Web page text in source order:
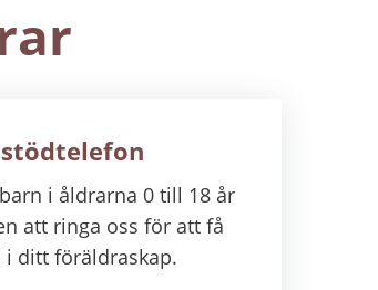
stödtelefon
i åldrarna 0 till 18 år
att ringa oss för att få
i ditt föräldraskap.